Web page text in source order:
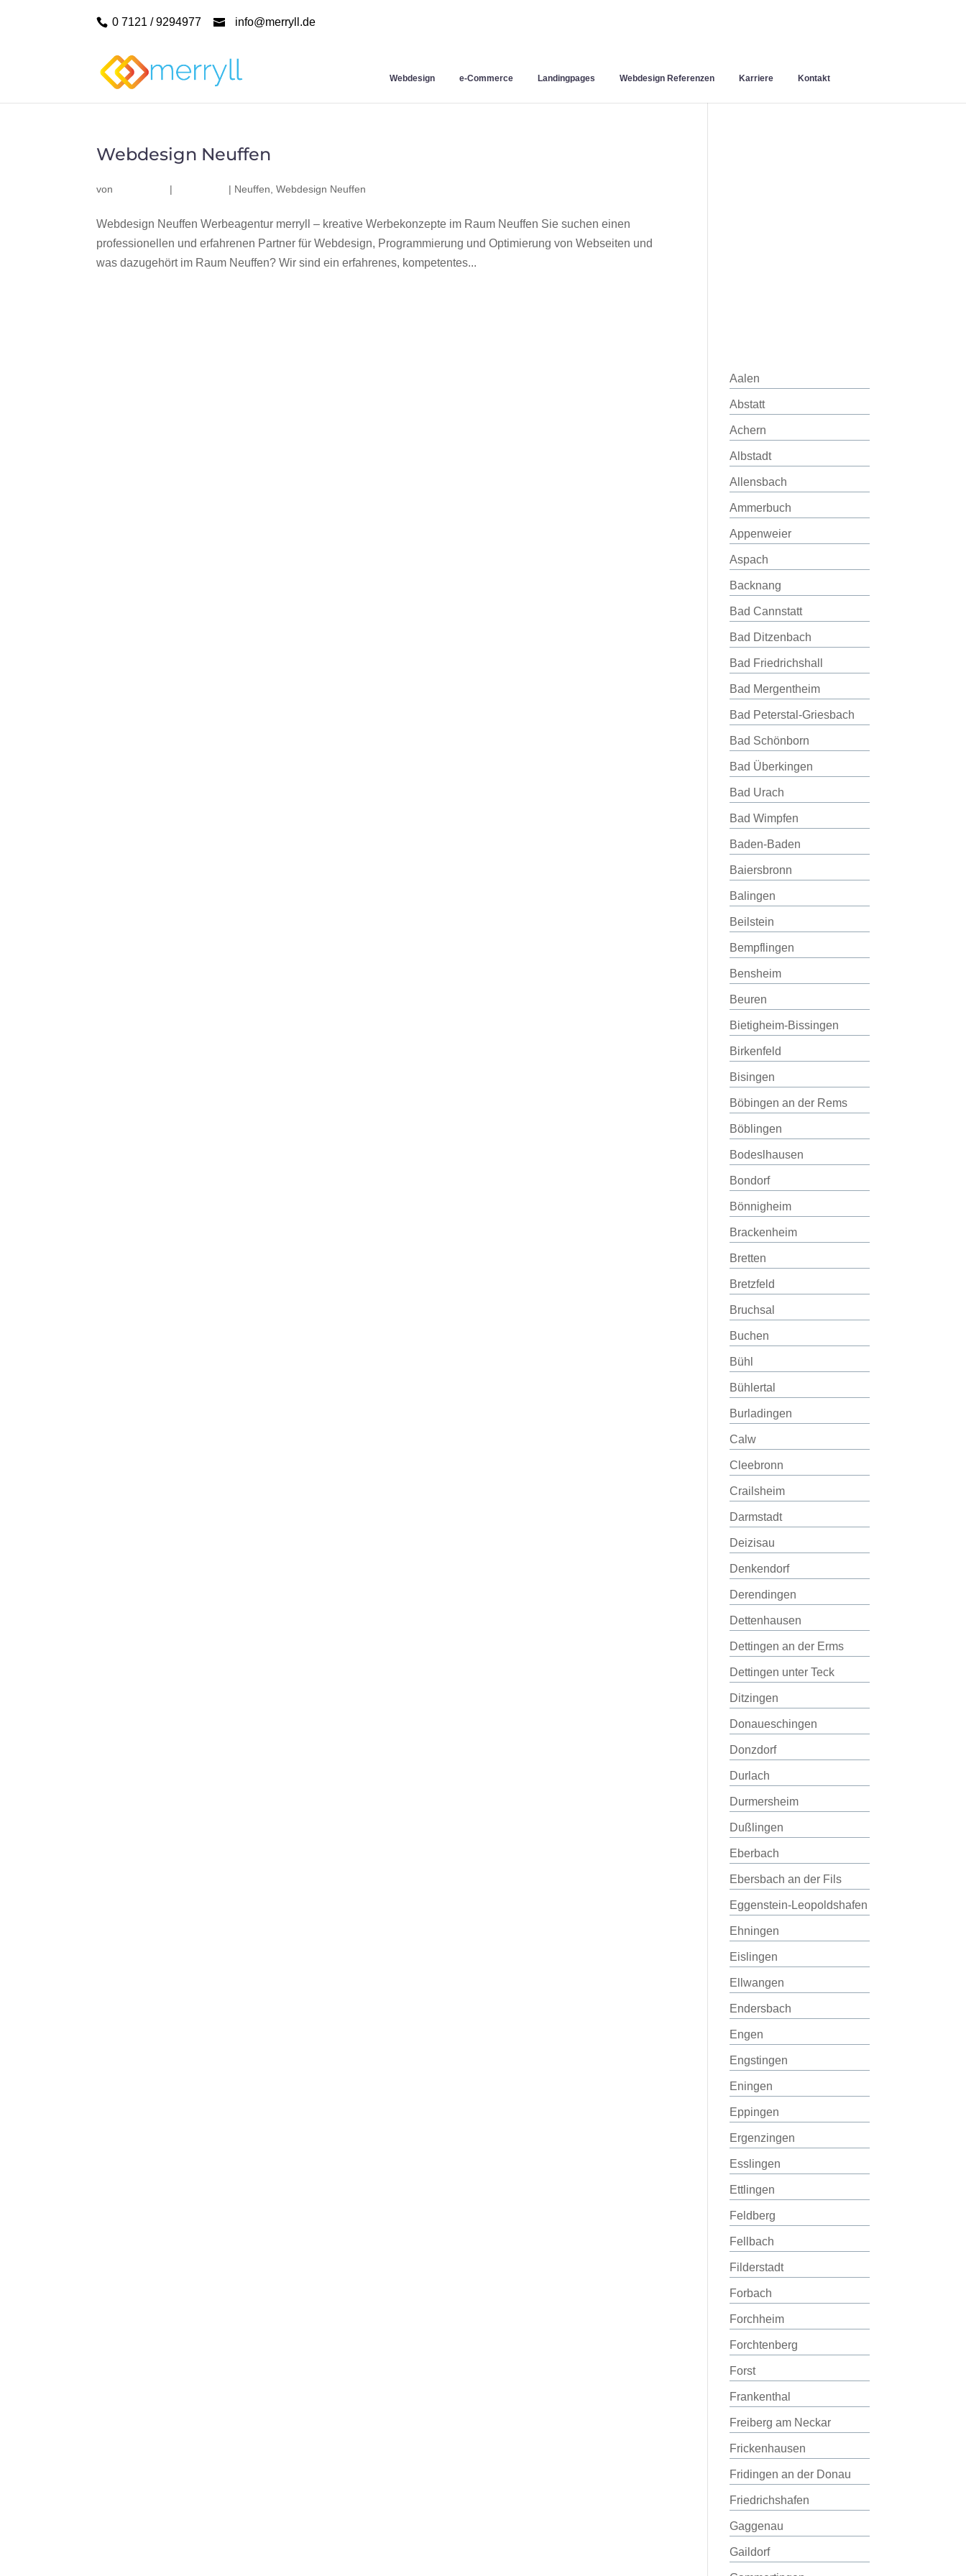
0 7121 / 9294977 info@merryll.de
Webdesign e-Commerce Landingpages Webdesign Referenzen Karriere Kontakt
Webdesign Neuffen
von | | Neuffen ,Webdesign Neuffen
Webdesign Neuffen Werbeagentur merryll – kreative Werbekonzepte im Raum Neuffen Sie suchen einen
professionellen und erfahrenen Partner für Webdesign, Programmierung und Optimierung von Webseiten und
was dazugehört im Raum Neuffen? Wir sind ein erfahrenes, kompetentes...
Aalen
Abstatt
Achern
Albstadt
Allensbach
Ammerbuch
Appenweier
Aspach
Backnang
Bad Cannstatt
Bad Ditzenbach
Bad Friedrichshall
Bad Mergentheim
Bad Peterstal-Griesbach
Bad Schönborn
Bad Überkingen
Bad Urach
Bad Wimpfen
Baden-Baden
Baiersbronn
Balingen
Beilstein
Bempflingen
Bensheim
Beuren
Bietigheim-Bissingen
Birkenfeld
Bisingen
Böbingen an der Rems
Böblingen
Bodeslhausen
Bondorf
Bönnigheim
Brackenheim
Bretten
Bretzfeld
Bruchsal
Buchen
Bühl
Bühlertal
Burladingen
Calw
Cleebronn
Crailsheim
Darmstadt
Deizisau
Denkendorf
Derendingen
Dettenhausen
Dettingen an der Erms
Dettingen unter Teck
Ditzingen
Donaueschingen
Donzdorf
Durlach
Durmersheim
Dußlingen
Eberbach
Ebersbach an der Fils
Eggenstein-Leopoldshafen
Ehningen
Eislingen
Ellwangen
Endersbach
Engen
Engstingen
Eningen
Eppingen
Ergenzingen
Esslingen
Ettlingen
Feldberg
Fellbach
Filderstadt
Forbach
Forchheim
Forchtenberg
Forst
Frankenthal
Freiberg am Neckar
Frickenhausen
Fridingen an der Donau
Friedrichshafen
Gaggenau
Gaildorf